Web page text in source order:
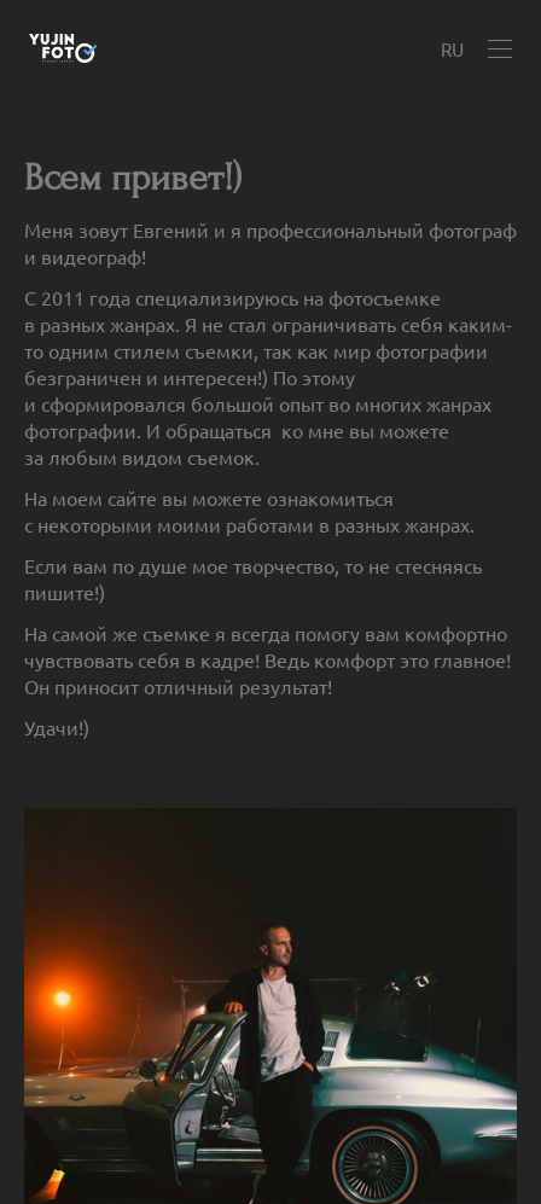
RU
Всем привет!)
Меня зовут Евгений и я профессиональный фотограф
и видеограф!
С 2011 года специализируюсь на фотосъемке
в разных жанрах. Я не стал ограничивать себя каким-
то одним стилем съемки, так как мир фотографии
безграничен и интересен!) По этому
и сформировался большой опыт во многих жанрах
фотографии. ​И обращаться ко мне вы можете
за любым видом съемок.
На моем сайте вы можете ознакомиться
с некоторыми моими работами в разных жанрах.
Если вам по душе мое творчество, то не стесняясь
пишите!)
На самой же съемке я всегда помогу вам комфортно
чувствовать себя в кадре! Ведь комфорт это главное!
Он приносит отличный результат! ​
Удачи!)